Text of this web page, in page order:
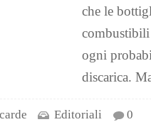
che le
ogni
discarica.
Editoriali 0